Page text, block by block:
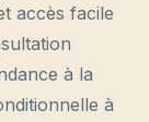
accès facile
à la
à